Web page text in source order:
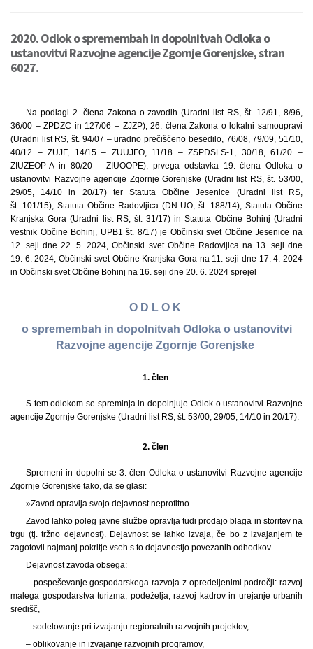
2020. Odlok o spremembah in dopolnitvah Odloka o
ustanovitvi Razvojne agencije Zgornje Gorenjske, stran
6027.
Na podlagi 2. člena Zakona o zavodih (Uradni list RS, št. 12/91, 8/96,
36/00 – ZPDZC in 127/06 – ZJZP), 26. člena Zakona o lokalni samoupravi
(Uradni list RS, št. 94/07 – uradno prečiščeno besedilo, 76/08, 79/09, 51/10,
40/12 – ZUJF, 14/15 – ZUUJFO, 11/18 – ZSPDSLS-1, 30/18, 61/20 –
ZIUZEOP-A in 80/20 – ZIUOOPE), prvega odstavka 19. člena Odloka o
ustanovitvi Razvojne agencije Zgornje Gorenjske (Uradni list RS, št. 53/00,
29/05, 14/10 in 20/17) ter Statuta Občine Jesenice (Uradni list RS,
št. 101/15), Statuta Občine Radovljica (DN UO, št. 188/14), Statuta Občine
Kranjska Gora (Uradni list RS, št. 31/17) in Statuta Občine Bohinj (Uradni
vestnik Občine Bohinj, UPB1 št. 8/17) je Občinski svet Občine Jesenice na
12. seji dne 22. 5. 2024, Občinski svet Občine Radovljica na 13. seji dne
19. 6. 2024, Občinski svet Občine Kranjska Gora na 11. seji dne 17. 4. 2024
in Občinski svet Občine Bohinj na 16. seji dne 20. 6. 2024 sprejel
O D L O K
o spremembah in dopolnitvah Odloka o ustanovitvi
Razvojne agencije Zgornje Gorenjske
1. člen
S tem odlokom se spreminja in dopolnjuje Odlok o ustanovitvi Razvojne
agencije Zgornje Gorenjske (Uradni list RS, št. 53/00, 29/05, 14/10 in 20/17).
2. člen
Spremeni in dopolni se 3. člen Odloka o ustanovitvi Razvojne agencije
Zgornje Gorenjske tako, da se glasi:
»Zavod opravlja svojo dejavnost neprofitno.
Zavod lahko poleg javne službe opravlja tudi prodajo blaga in storitev na
trgu (tj. tržno dejavnost). Dejavnost se lahko izvaja, če bo z izvajanjem te
zagotovil najmanj pokritje vseh s to dejavnostjo povezanih odhodkov.
Dejavnost zavoda obsega:
– pospeševanje gospodarskega razvoja z opredeljenimi področji: razvoj
malega gospodarstva turizma, podeželja, razvoj kadrov in urejanje urbanih
središč,
– sodelovanje pri izvajanju regionalnih razvojnih projektov,
– oblikovanje in izvajanje razvojnih programov,